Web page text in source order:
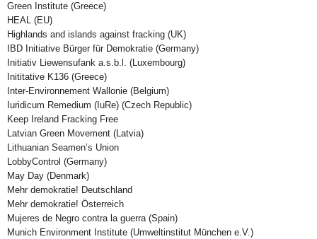
Green Institute (Greece)
HEAL (EU)
Highlands and islands against fracking (UK)
IBD Initiative Bürger für Demokratie (Germany)
Initiativ Liewensufank a.s.b.l. (Luxembourg)
Inititative K136 (Greece)
Inter-Environnement Wallonie (Belgium)
Iuridicum Remedium (IuRe) (Czech Republic)
Keep Ireland Fracking Free
Latvian Green Movement (Latvia)
Lithuanian Seamen’s Union
LobbyControl (Germany)
May Day (Denmark)
Mehr demokratie! Deutschland
Mehr demokratie! Österreich
Mujeres de Negro contra la guerra (Spain)
Munich Environment Institute (Umweltinstitut München e.V.)